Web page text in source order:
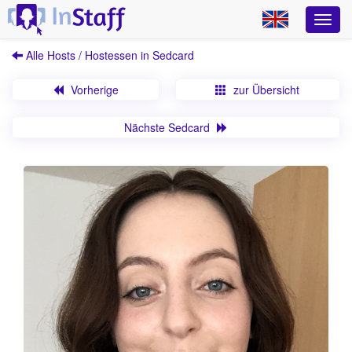
Alle Hosts / Hostessen in Sedcard
Vorherige zur Übersicht
Nächste Sedcard